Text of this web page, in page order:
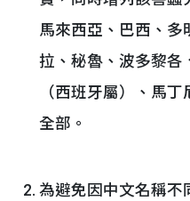
馬來西亞、巴西、多
拉、秘魯、波多黎各
（西班牙屬）、馬
全部。
為避免因中文名稱不